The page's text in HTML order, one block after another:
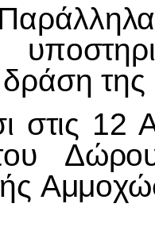
υπo
δράση
12
oυ Δώρo
Αμμo